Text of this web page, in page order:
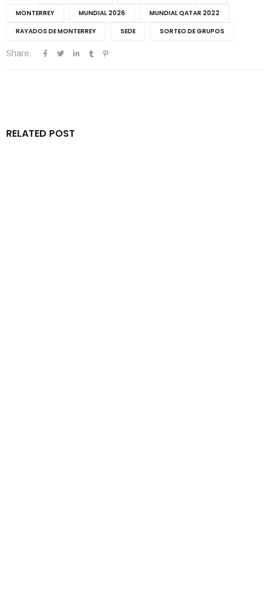
MONTERREY
MUNDIAL 2026
MUNDIAL QATAR 2022
RAYADOS DE MONTERREY
SEDE SORTEO DE GRUPOS
Share:
RELATED POST